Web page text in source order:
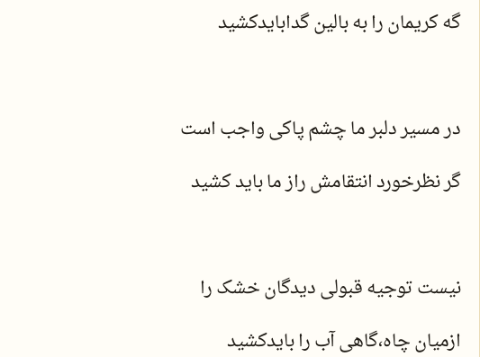
گه کریمان را به بالین گدابایدکشید
در مسیر دلبر ما چشم پاکی واجب است
گر نظرخورد انتقامش راز ما باید کشید
نیست توجیه قبولی دیدگان خشک را
ازمیان چاه،گاهی آب را بایدکشید